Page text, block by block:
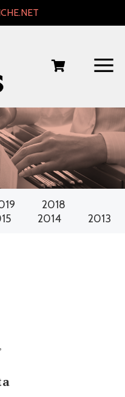
2018
2014 2013
,